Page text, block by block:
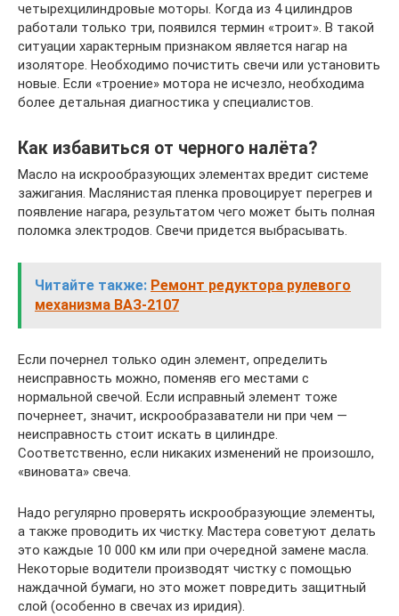
четырехцилиндровые моторы. Когда из 4 цилиндров
работали только три, появился термин «троит». В такой
ситуации характерным признаком является нагар на
изоляторе. Необходимо почистить свечи или установить
новые. Если «троение» мотора не исчезло, необходима
более детальная диагностика у специалистов.
Как избавиться от черного налёта?
Масло на искрообразующих элементах вредит системе
зажигания. Маслянистая пленка провоцирует перегрев и
появление нагара, результатом чего может быть полная
поломка электродов. Свечи придется выбрасывать.
Читайте также: Ремонт редуктора рулевого
механизма ВАЗ-2107
Если почернел только один элемент, определить
неисправность можно, поменяв его местами с
нормальной свечой. Если исправный элемент тоже
почернеет, значит, искрообразаватели ни при чем —
неисправность стоит искать в цилиндре.
Соответственно, если никаких изменений не произошло,
«виновата» свеча.
Надо регулярно проверять искрообразующие элементы,
а также проводить их чистку. Мастера советуют делать
это каждые 10 000 км или при очередной замене масла.
Некоторые водители производят чистку с помощью
наждачной бумаги, но это может повредить защитный
слой (особенно в свечах из иридия).